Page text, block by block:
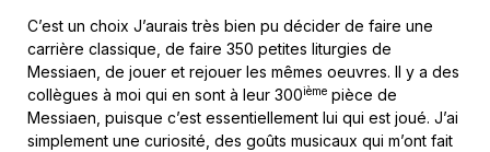
C’est un choix J’aurais très bien pu décider de faire une
carrière classique, de faire 350 petites liturgies de
Messiaen, de jouer et rejouer les mêmes oeuvres. Il y a des
collègues à moi qui en sont à leur 300ième pièce de
Messiaen, puisque c’est essentiellement lui qui est joué. J’ai
simplement une curiosité, des goûts musicaux qui m’ont fait